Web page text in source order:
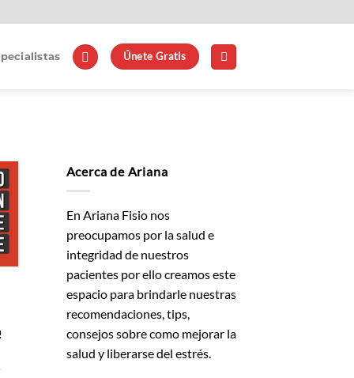
Únete Gratis
Acerca de Ariana
En Ariana Fisio nos
preocupamos por la salud e
integridad de nuestros
pacientes por ello creamos este
espacio para brindarle nuestras
recomendaciones, tips,
consejos sobre como mejorar la
salud y liberarse del estrés.